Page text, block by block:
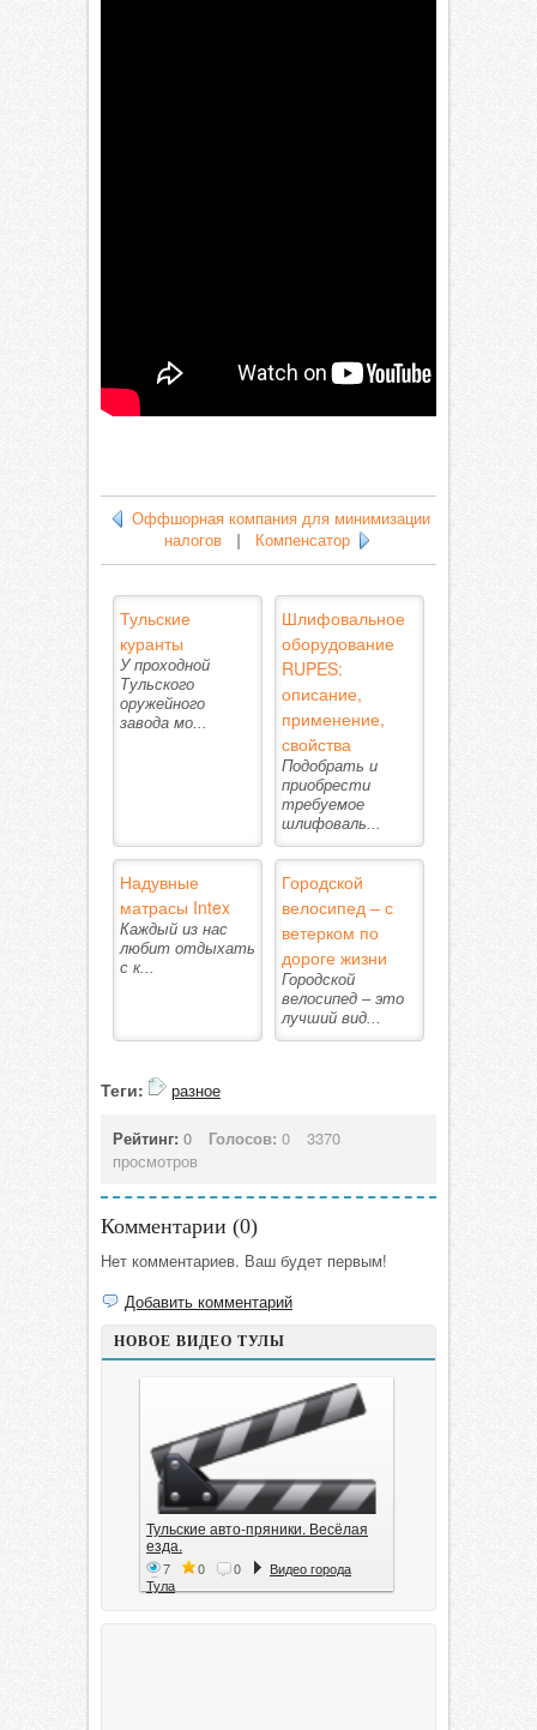
Оффшорная компания для минимизации
налогов| Компенсатор
Тульские
куранты
У проходной
Тульского
оружейного
завода мо...
Шлифовальное
оборудование
RUPES:
описание,
применение,
свойства
Подобрать и
приобрести
требуемое
шлифоваль...
Надувные
матрасы Intex
Каждый из нас
любит отдыхать
с к...
Городской
велосипед – с
ветерком по
дороге жизни
Городской
велосипед – это
лучший вид...
Теги: разное
Рейтинг: 0 Голосов: 0
3370
просмотров
Комментарии (0)
Нет комментариев. Ваш будет первым!
Добавить комментарий
НОВОЕ ВИДЕО ТУЛЫ
Тульские авто-пряники. Весёлая
езда.
7 0 0
Видео города
Тула